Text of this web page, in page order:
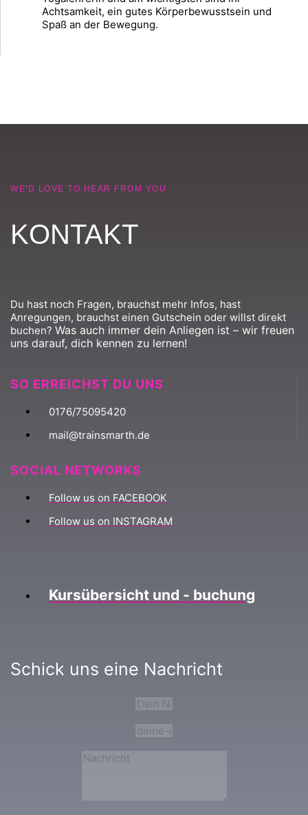
Achtsamkeit, ein gutes Körperbewusstsein und
Spaß an der Bewegung.
WE'D LOVE TO HEAR FROM YOU
KONTAKT
Du hast noch Fragen, brauchst mehr Infos, hast
Anregungen, brauchst einen Gutschein oder willst direkt
buchen? Was auch immer dein Anliegen ist – wir freuen
uns darauf, dich kennen zu lernen!
SO ERREICHST DU UNS
0176/75095420
mail@trainsmarth.de
SOCIAL NETWORKS
Follow us on FACEBOOK
Follow us on INSTAGRAM
Kursübersicht und - buchung
Schick uns eine Nachricht